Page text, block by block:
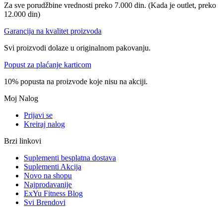
Za sve porudžbine vrednosti preko 7.000 din. (Kada je outlet, preko
12.000 din)
Garancija na kvalitet proizvoda
Svi proizvodi dolaze u originalnom pakovanju.
Popust za plaćanje karticom
10% popusta na proizvode koje nisu na akciji.
Moj Nalog
Prijavi se
Kreiraj nalog
Brzi linkovi
Suplementi besplatna dostava
Suplementi Akcija
Novo na shopu
Najprodavanije
ExYu Fitness Blog
Svi Brendovi